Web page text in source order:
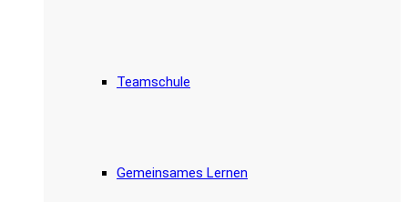
Teamschule
Gemeinsames Lernen